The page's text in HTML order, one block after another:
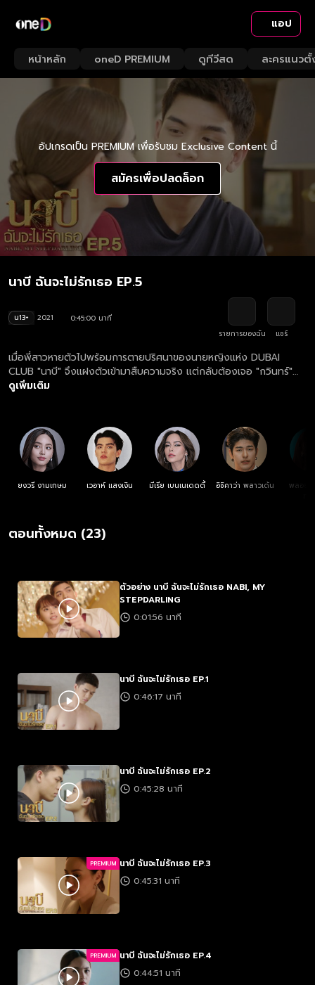
แอป
หน้าหลัก oneD PREMIUM ดูทีวีสด ละครแนวตั้
อัปเกรดเป็น PREMIUM เพื่อรับชม Exclusive Content นี้
สมัครเพื่อปลดล็อก
นาบี ฉันจะไม่รักเธอ EP.5
น13+ 2021
0:45:00 นาที
รายการของฉัน
แชร์
เมื่อพี่สาวหายตัวไปพร้อมการตายปริศนาของนายหญิงแห่ง DUBAI
CLUB "นาบี" จึงแฝงตัวเข้ามาสืบความจริง แต่กลับต้องเจอ "กวินทร์"
รักแรกที่กลับมาทวงแค้นเพราะเชื่อว่าพี่สาวเธอคือฆาตกร แถมยังเข้าใจผิด
ดูเพิ่มเติม
ยงวรี งามเกษม เวอาห์ แสงเงิน มีเรีย เบนเนเดดตี้ อิชิคาว่า พลาวเด้น
พลอย
ตอนทั้งหมด (23)
ตัวอย่าง นาบี ฉันจะไม่รักเธอ NABI, MY
STEPDARLING
0:01:56 นาที
นาบี ฉันจะไม่รักเธอ EP.1
0:46:17 นาที
นาบี ฉันจะไม่รักเธอ EP.2
0:45:28 นาที
PREMIUM นาบี ฉันจะไม่รักเธอ EP.3
0:45:31 นาที
PREMIUM นาบี ฉันจะไม่รักเธอ EP.4
0:44:51 นาที